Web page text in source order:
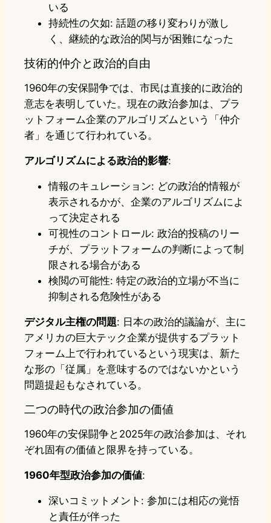
いる
持続性の欠如: 話題の移り変わりが激し
く、継続的な政治的関与が困難になった
技術的仲介と政治的自由
1960年の安保闘争では、市民は直接的に政治的
意志を表明していた。現在の政治参加は、プラ
ットフォーム企業のアルゴリズムという「仲介
者」を通じて行われている。
アルゴリズムによる政治的影響:
情報のキュレーション: どの政治的情報が
表示されるかが、企業のアルゴリズムによ
って決定される
可視性のコントロール: 政治的投稿のリー
チが、プラットフォームの判断によって制
限される場合がある
検閲の可能性: 特定の政治的立場が不当に
抑制される危険性がある
デジタル主権の問題: 日本の政治的議論が、主に
アメリカの巨大テック企業が提供するプラット
フォーム上で行われているという現実は、新た
な形の「従属」を意味するのではないかという
問題提起もなされている。
二つの時代の政治参加の価値
1960年の安保闘争と2025年の政治参加は、それ
ぞれ固有の価値と限界を持っている。
1960年型政治参加の価値:
深いコミットメント: 参加には相応の覚悟
と責任が伴った